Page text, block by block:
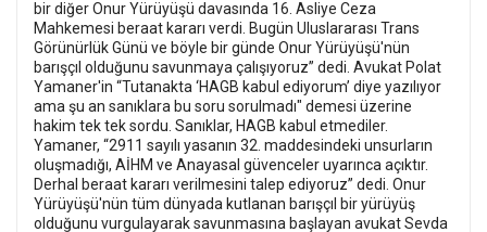
bir diğer Onur Yürüyüşü davasında 16. Asliye Ceza
Mahkemesi beraat kararı verdi. Bugün Uluslararası Trans
Görünürlük Günü ve böyle bir günde Onur Yürüyüşü'nün
barışçıl olduğunu savunmaya çalışıyoruz” dedi. Avukat Polat
Yamaner'in “Tutanakta ‘HAGB kabul ediyorum’ diye yazılıyor
ama şu an sanıklara bu soru sorulmadı" demesi üzerine
hakim tek tek sordu. Sanıklar, HAGB kabul etmediler.
Yamaner, “2911 sayılı yasanın 32. maddesindeki unsurların
oluşmadığı, AİHM ve Anayasal güvenceler uyarınca açıktır.
Derhal beraat kararı verilmesini talep ediyoruz” dedi. Onur
Yürüyüşü'nün tüm dünyada kutlanan barışçıl bir yürüyüş
olduğunu vurgulayarak savunmasına başlayan avukat Sevda